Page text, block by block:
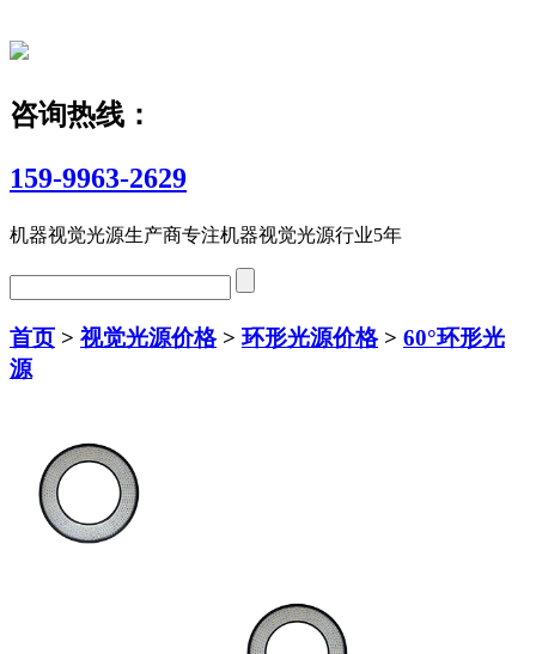
咨询热线：
159-9963-2629
机器视觉光源生产商专注机器视觉光源行业5年
首页 > 视觉光源价格>环形光源价格> 60°环形光
源